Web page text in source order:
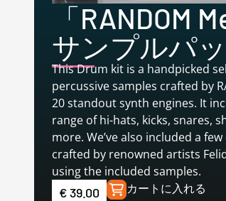
「RANDOM
サンプルパ
This Drum kit is a handpicked
percussive samples crafted by
20 standout synth engines. It
range of hi-hats, kicks, snares,
more. We’ve also included a
crafted by renowned artists
using the included samples.
€39.00 カートに入れる